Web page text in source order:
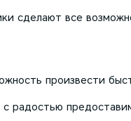
сделают все
произвести
радостью